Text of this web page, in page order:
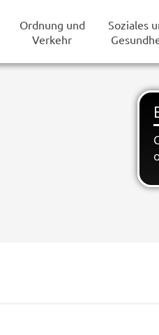
Ordnung und
Verkehr
Soziales